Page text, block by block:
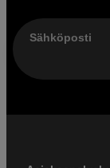
Sähköposti